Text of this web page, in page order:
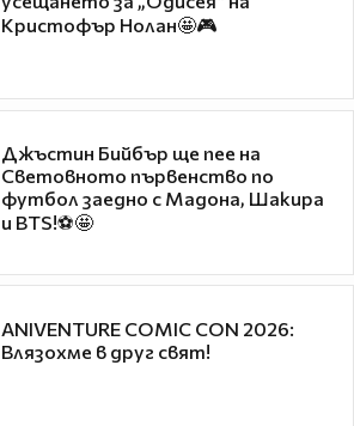
Кристофър Нолан🤩🎮
Джъстин Бийбър ще пее на
Световното първенство по
футбол заедно с Мадона, Шакира
и BTS!⚽🤩
ANIVENTURE COMIC CON 2026:
Влязохме в друг свят!